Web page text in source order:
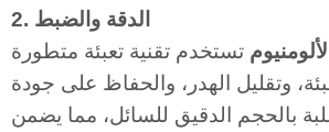
2. الدقة والضبط
تستخدم تقنية تعبئة متطورة
وتقليل الهدر، والحفاظ على جودة
بالحجم الدقيق للسائل، مما يضمن